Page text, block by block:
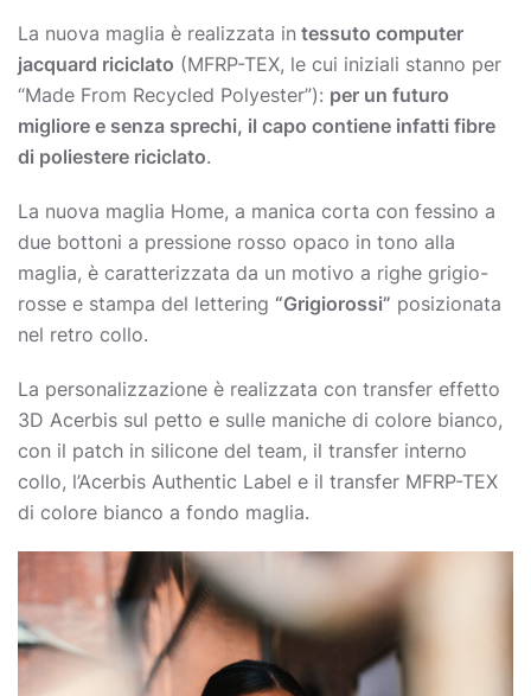
La nuova maglia è realizzata in tessuto computer
jacquard riciclato (MFRP-TEX, le cui iniziali stanno per
“Made From Recycled Polyester”): per un futuro
migliore e senza sprechi, il capo contiene infatti fibre
di poliestere riciclato.
La nuova maglia Home, a manica corta con fessino a
due bottoni a pressione rosso opaco in tono alla
maglia, è caratterizzata da un motivo a righe grigio-
rosse e stampa del lettering “Grigiorossi” posizionata
nel retro collo.
La personalizzazione è realizzata con transfer effetto
3D Acerbis sul petto e sulle maniche di colore bianco,
con il patch in silicone del team, il transfer interno
collo, l’Acerbis Authentic Label e il transfer MFRP-TEX
di colore bianco a fondo maglia.